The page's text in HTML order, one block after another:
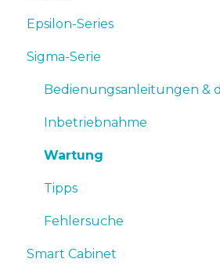
Epsilon-Series
Bedienungsanleitungen &
Inbetriebnahme
Wartung
Tipps
Fehlersuche
Sigma-Serie
Bedienungsanleitungen &
Inbetriebnahme
Wartung
Tipps
Fehlersuche
Smart Cabinet